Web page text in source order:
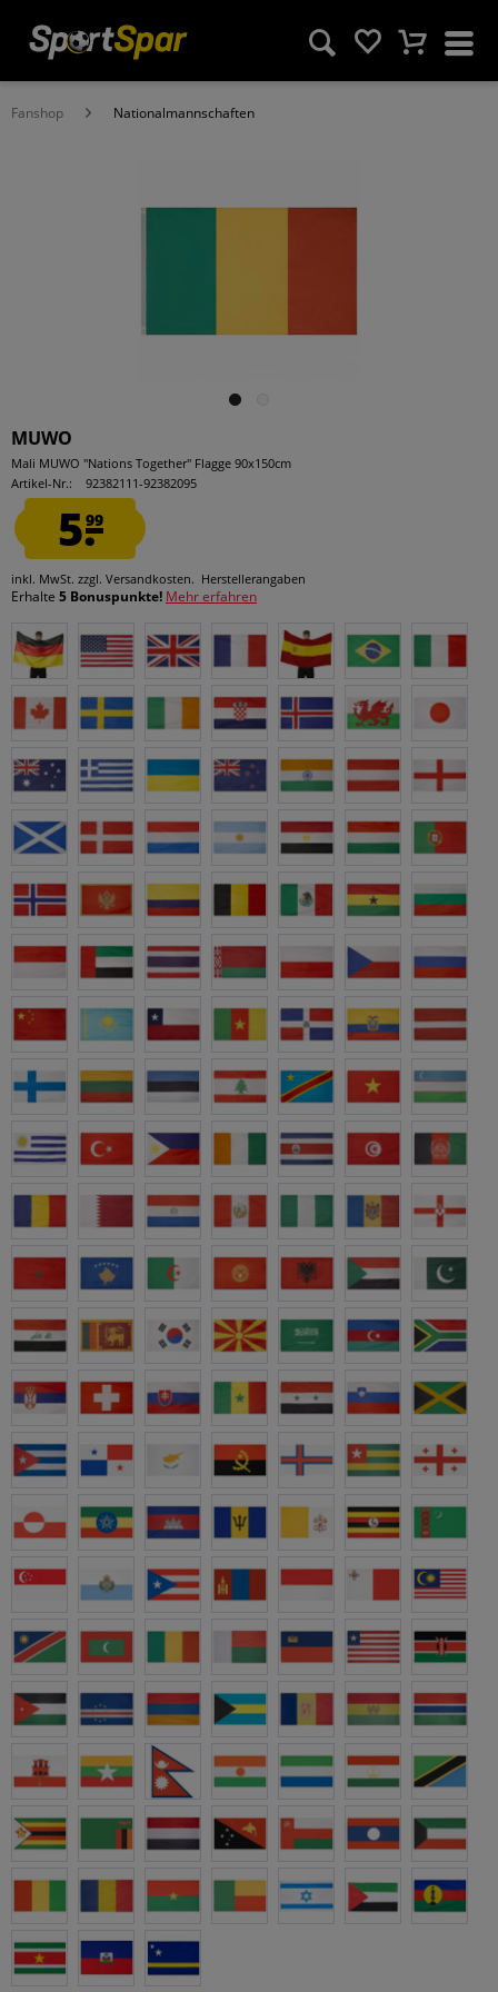
Fanshop Nationalmannschaften
MUWO
Mali MUWO "Nations Together" Flagge 90x150cm
Artikel-Nr.:
92382111-92382095
5.99
inkl. MwSt. zzgl. Versandkosten. Herstellerangaben
Erhalte 5 Bonuspunkte! Mehr erfahren